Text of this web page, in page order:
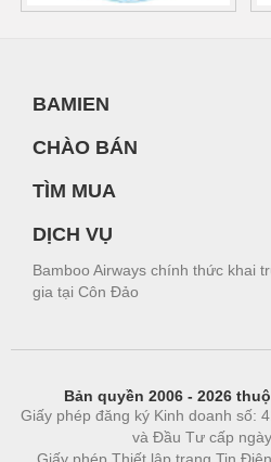
BAMIEN
CHÀO BÁN
TÌM MUA
DỊCH VỤ
Bamboo Airways chính thức khai
gia tại Côn Đảo
Bản quyền 2006 - 2026
Giấy phép đăng ký Kinh doanh số:
và Đầu Tư cấp
Giấy phép Thiết lập trang Tin